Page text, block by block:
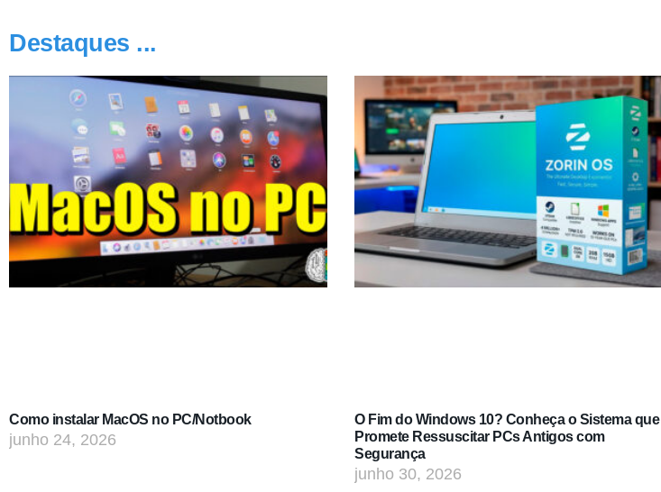
Destaques ...
Como instalar MacOS no PC/Notbook
junho 24, 2026
O Fim do Windows 10? Conheça o Sistema que
Promete Ressuscitar PCs Antigos com
Segurança
junho 30, 2026